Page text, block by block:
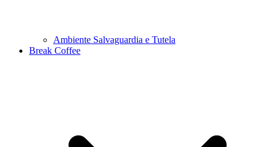
Ambiente Salvaguardia e Tutela
Break Coffee